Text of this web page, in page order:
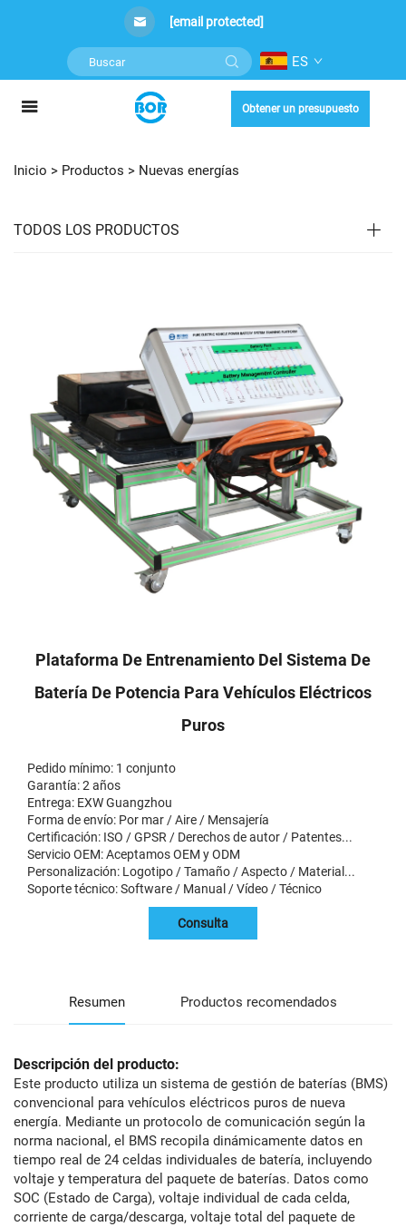
[email protected]
ES
Obtener un presupuesto
Inicio > Productos > Nuevas energías
TODOS LOS PRODUCTOS
Plataforma De Entrenamiento Del Sistema De
Batería De Potencia Para Vehículos Eléctricos
Puros
Pedido mínimo: 1 conjunto
Garantía: 2 años
Entrega: EXW Guangzhou
Forma de envío: Por mar / Aire / Mensajería
Certificación: ISO / GPSR / Derechos de autor / Patentes...
Servicio OEM: Aceptamos OEM y ODM
Personalización: Logotipo / Tamaño / Aspecto / Material...
Soporte técnico: Software / Manual / Vídeo / Técnico
Consulta
Resumen Productos recomendados
Descripción del producto:
Este producto utiliza un sistema de gestión de baterías (BMS)
convencional para vehículos eléctricos puros de nueva
energía. Mediante un protocolo de comunicación según la
norma nacional, el BMS recopila dinámicamente datos en
tiempo real de 24 celdas individuales de batería, incluyendo
voltaje y temperatura del paquete de baterías. Datos como
SOC (Estado de Carga), voltaje individual de cada celda,
corriente de carga/descarga, voltaje total del paquete de